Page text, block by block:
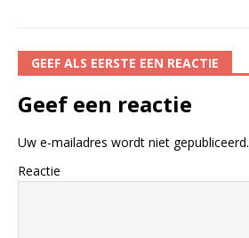
GEEF ALS EERSTE EEN REACTIE
Geef een reactie
Uw e-mailadres wordt niet gepubliceerd.
Reactie